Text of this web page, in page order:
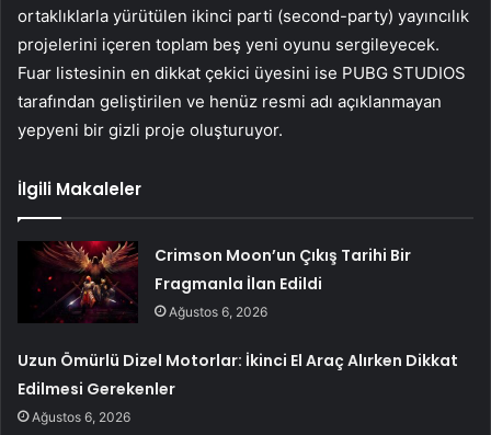
ortaklıklarla yürütülen ikinci parti (second-party) yayıncılık
projelerini içeren toplam beş yeni oyunu sergileyecek.
Fuar listesinin en dikkat çekici üyesini ise PUBG STUDIOS
tarafından geliştirilen ve henüz resmi adı açıklanmayan
yepyeni bir gizli proje oluşturuyor.
İlgili Makaleler
Crimson Moon’un Çıkış Tarihi Bir
Fragmanla İlan Edildi
Ağustos 6, 2026
Uzun Ömürlü Dizel Motorlar: İkinci El Araç Alırken Dikkat
Edilmesi Gerekenler
Ağustos 6, 2026